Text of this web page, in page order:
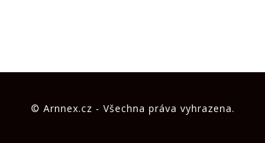
© Arnnex.cz - Všechna práva vyhrazena.